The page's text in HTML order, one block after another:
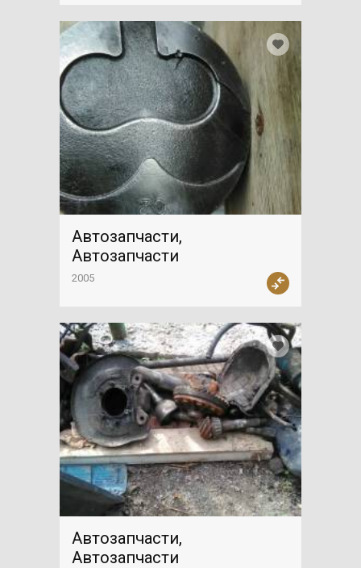
Автозапчасти,
Автозапчасти
2005
Автозапчасти,
Автозапчасти